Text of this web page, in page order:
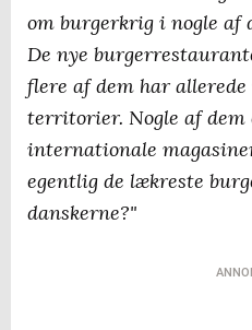
om burgerkrig i nogle af
De nye
flere af dem har
territorier. Nogle af
internationale
egentlig de lækreste
danskerne?"